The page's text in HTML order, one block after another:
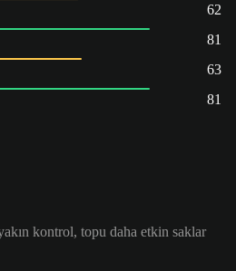
62
81
63
81
kontrol, topu daha etkin saklar